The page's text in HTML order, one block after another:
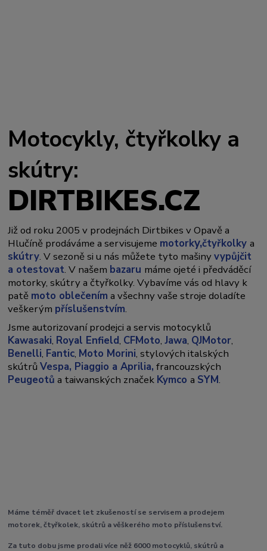
Motocykly, čtyřkolky a
skútry:
DIRTBIKES.CZ
Již od roku 2005 v prodejnách Dirtbikes v Opavě a
Hlučíně prodáváme a servisujeme motorky,čtyřkolkya
skútry. V sezoně si u nás můžete tyto mašinyvypůjčit
a otestovat. V našem bazaru máme ojeté i předváděcí
motorky, skútry a čtyřkolky. Vybavíme vás od hlavy k
patě moto oblečením a všechny vaše stroje doladíte
veškerým příslušenstvím.
Jsme autorizovaní prodejci a servis motocyklů
Kawasaki, Royal Enfield, CFMoto,Jawa, QJMotor,
Benelli, Fantic, Moto Morini, stylových italských
skútrůVespa, Piaggio a Aprilia, francouzských
Peugeotů a taiwanských značek Kymcoa SYM.
Máme téměř dvacet let zkušeností se servisem a prodejem
motorek, čtyřkolek, skútrů a věškerého moto příslušenství.
Za tuto dobu jsme prodali více něž 6000 motocyklů, skútrů a